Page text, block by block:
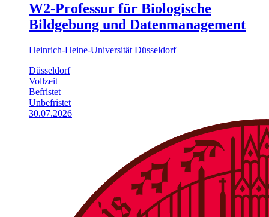
W2-Professur für Biologische
Bildgebung und Datenmanagement
Heinrich-Heine-Universität Düsseldorf
Düsseldorf
Vollzeit
Befristet
Unbefristet
30.07.2026